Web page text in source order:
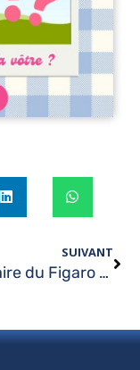
SUIVANT
La Solitaire du Figaro passe par Saint-Vaast !